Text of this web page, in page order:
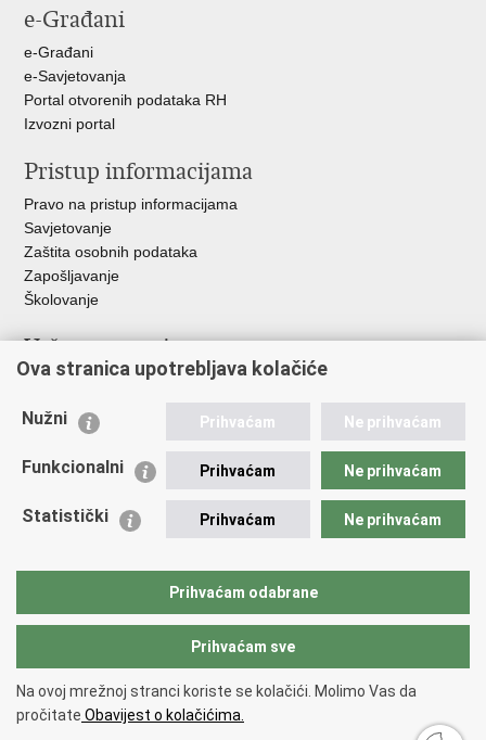
FacebookuTwitteru
e-Građani
e-Građani
e-Savjetovanja
Portal otvorenih podataka RH
Izvozni portal
Pristup informacijama
Pravo na pristup informacijama
Savjetovanje
Zaštita osobnih podataka
Zapošljavanje
Školovanje
Važne poveznice
Ministarstvo unutarnjih poslova
Udruge
Policijska akademija
Zaklada policijske solidarnosti
Vučetić"
Copyright © 2026 Policijska uprava varaždinska.
pristupačnosti.
Ova stranica upotrebljava kolačiće
Nužni Prihvaćam Ne prihvaćam
Funkcionalni Prihvaćam Ne prihvaćam
Statistički Prihvaćam Ne prihvaćam
Prihvaćam odabrane
Prihvaćam sve
Na ovoj mrežnoj stranci koriste se kolačići. Molimo Vas da
pročitate Obavijest o kolačićima.